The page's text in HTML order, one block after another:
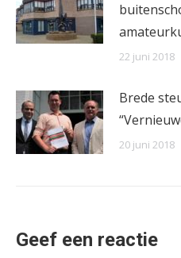
22 juni 2018
Brede
20 juni 2018
Geef een reactie